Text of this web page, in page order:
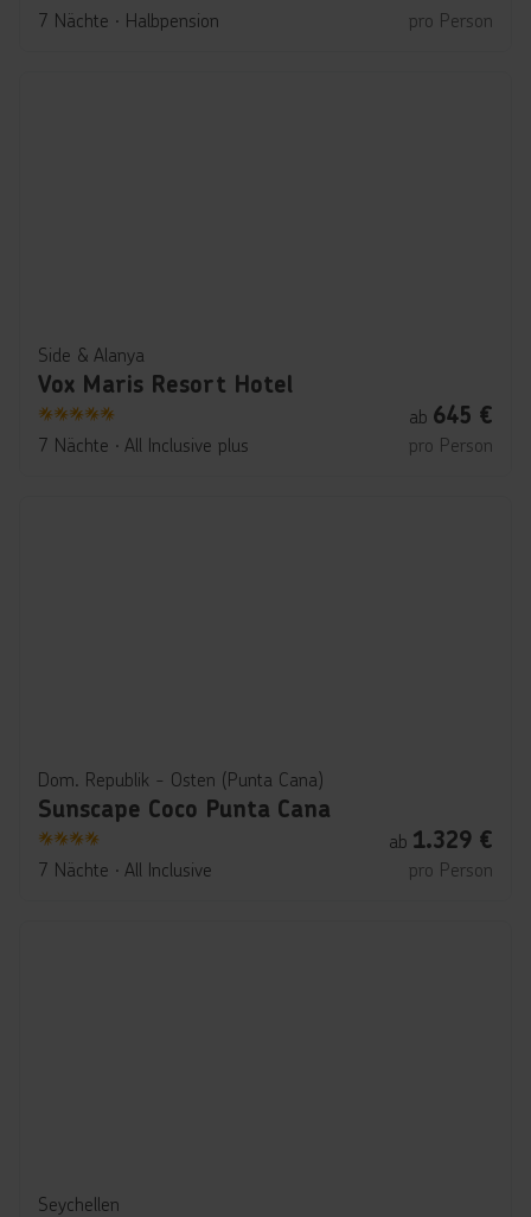
5
7 Nächte ∙ Halbpension pro Person
Side & Alanya
Vox Maris Resort Hotel
5
7 Nächte ∙ All Inclusive plus
ab 645 €
pro Person
Dom. Republik - Osten (Punta Cana)
Sunscape Coco Punta Cana
4
7 Nächte ∙ All Inclusive
ab 1.329 €
pro Person
Seychellen